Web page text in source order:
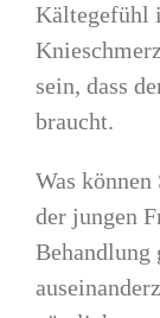
Kältegefühl
sein, dass
braucht.
Was
der jungen
Behandlung